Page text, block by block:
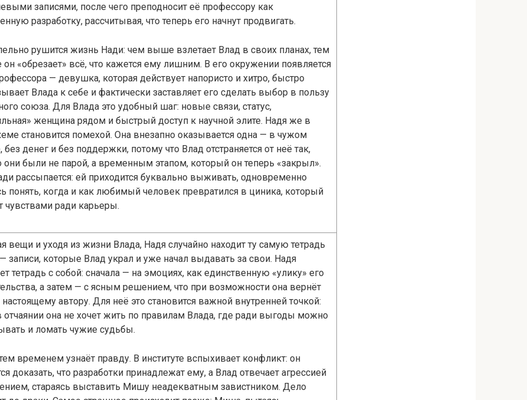
записями, после чего преподносит её профессору как
разработку, рассчитывая, что теперь его начнут продвигать.
рушится жизнь Нади: чем выше взлетает Влад в своих планах, тем
он «обрезает» всё, что кажется ему лишним. В его окружении появляется
— девушка, которая действует напористо и хитро, быстро
Влада к себе и фактически заставляет его сделать выбор в пользу
союза. Для Влада это удобный шаг: новые связи, статус,
женщина рядом и быстрый доступ к научной элите. Надя же в
становится помехой. Она внезапно оказывается одна — в чужом
без денег и без поддержки, потому что Влад отстраняется от неё так,
они были не парой, а временным этапом, который он теперь «закрыл».
рассыпается: ей приходится буквально выживать, одновременно
понять, когда и как любимый человек превратился в циника, который
чувствами ради карьеры.
вещи и уходя из жизни Влада, Надя случайно находит ту самую тетрадь
записи, которые Влад украл и уже начал выдавать за свои. Надя
тетрадь с собой: сначала — на эмоциях, как единственную «улику» его
а затем — с ясным решением, что при возможности она вернёт
настоящему автору. Для неё это становится важной внутренней точкой:
она не хочет жить по правилам Влада, где ради выгоды можно
и ломать чужие судьбы.
временем узнаёт правду. В институте вспыхивает конфликт: он
доказать, что разработки принадлежат ему, а Влад отвечает агрессией
стараясь выставить Мишу неадекватным завистником. Дело